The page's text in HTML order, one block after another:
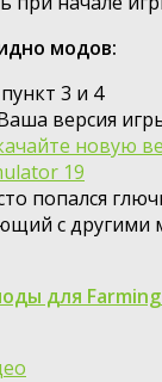
модов:
3 и 4
версия
новую
19
попался
с другими
для